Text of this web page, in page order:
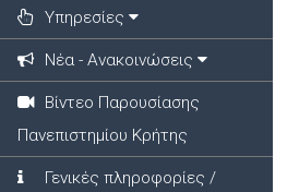
Υπηρεσίες
Νέα - Ανακοινώσεις
Βίντεο Παρουσίασης
Πανεπιστημίου Κρήτης
Γενικές πληροφορίες /